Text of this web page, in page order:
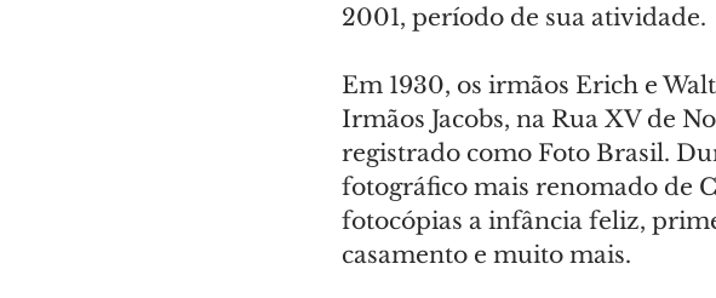
2001, período de sua atividade.
Em 1930, os irmãos Erich e
Irmãos Jacobs, na Rua XV de
registrado como Foto Brasil.
fotográfico mais renomado de
fotocópias a infância feliz,
casamento e muito mais.